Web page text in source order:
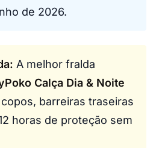
de 2026.
A melhor fralda
Calça Dia & Noite
barreiras traseiras
horas de proteção sem